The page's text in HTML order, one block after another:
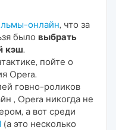
онлайн, что за
было выбрать
кэш.
пойте о
Opera.
говно-роликов
, Opera никогда не
а вот среди
(а это несколько